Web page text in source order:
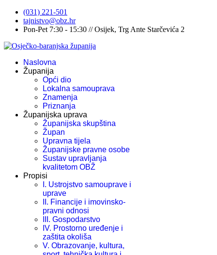
(031) 221-501
tajnistvo@obz.hr
Pon-Pet 7:30 - 15:30 // Osijek, Trg Ante Starčevića 2
Naslovna
Županija
Opći dio
Lokalna samouprava
Znamenja
Priznanja
Županijska uprava
Županijska skupština
Župan
Upravna tijela
Županijske pravne osobe
Sustav upravljanja
kvalitetom OBŽ
Propisi
I. Ustrojstvo samouprave i
uprave
II. Financije i imovinsko-
pravni odnosi
III. Gospodarstvo
IV. Prostorno uređenje i
zaštita okoliša
V. Obrazovanje, kultura,